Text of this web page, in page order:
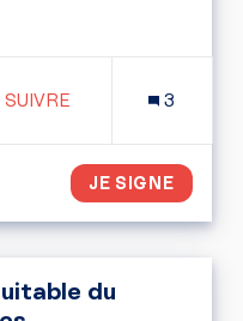
5 ABONNÉS
SUIVRE
3
JE SIGNE
du